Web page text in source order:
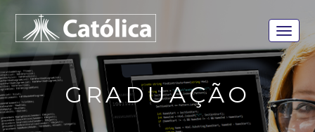
GRADUAÇÃO